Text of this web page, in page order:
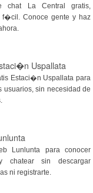
chat La Central gratis,
f�cil. Conoce gente y haz
Uspallata
Estaci�n Uspallata para
usuarios, sin necesidad de
Lunlunta para conocer
chatear sin descargar
ni registrarte.